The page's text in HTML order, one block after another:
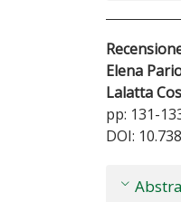
Elena
Lalatta
pp: 131-
DOI: